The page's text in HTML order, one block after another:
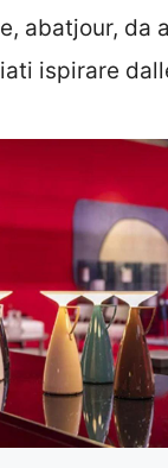
abatjour, da
ispirare